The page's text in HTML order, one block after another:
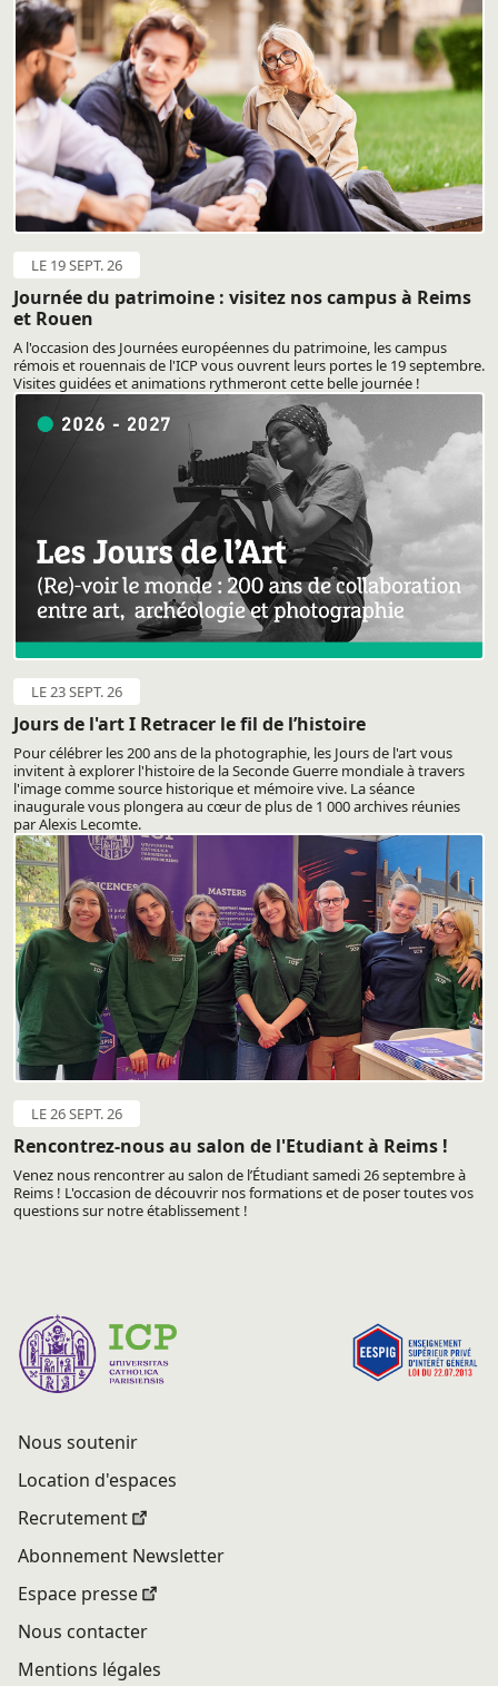
LE 19 SEPT. 26
Journée du patrimoine : visitez nos campus à Reims
et Rouen
A l'occasion des Journées européennes du patrimoine, les campus
rémois et rouennais de l'ICP vous ouvrent leurs portes le 19 septembre.
Visites guidées et animations rythmeront cette belle journée !
LE 23 SEPT. 26
Jours de l'art I Retracer le fil de l’histoire
Pour célébrer les 200 ans de la photographie, les Jours de l'art vous
invitent à explorer l'histoire de la Seconde Guerre mondiale à travers
l'image comme source historique et mémoire vive. La séance
inaugurale vous plongera au cœur de plus de 1 000 archives réunies
par Alexis Lecomte.
LE 26 SEPT. 26
Rencontrez-nous au salon de l'Etudiant à Reims !
Venez nous rencontrer au salon de l’Étudiant samedi 26 septembre à
Reims ! L'occasion de découvrir nos formations et de poser toutes vos
questions sur notre établissement !
Nous soutenir
Location d'espaces
Recrutement
Abonnement Newsletter
Espace presse
Nous contacter
Mentions légales